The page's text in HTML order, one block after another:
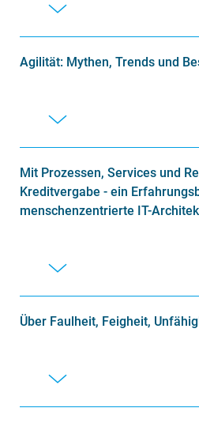
Agilität: Mythen, Trends und
Mit Prozessen, Services und
Kreditvergabe - ein
menschenzentrierte IT-
Über Faulheit, Feigheit,